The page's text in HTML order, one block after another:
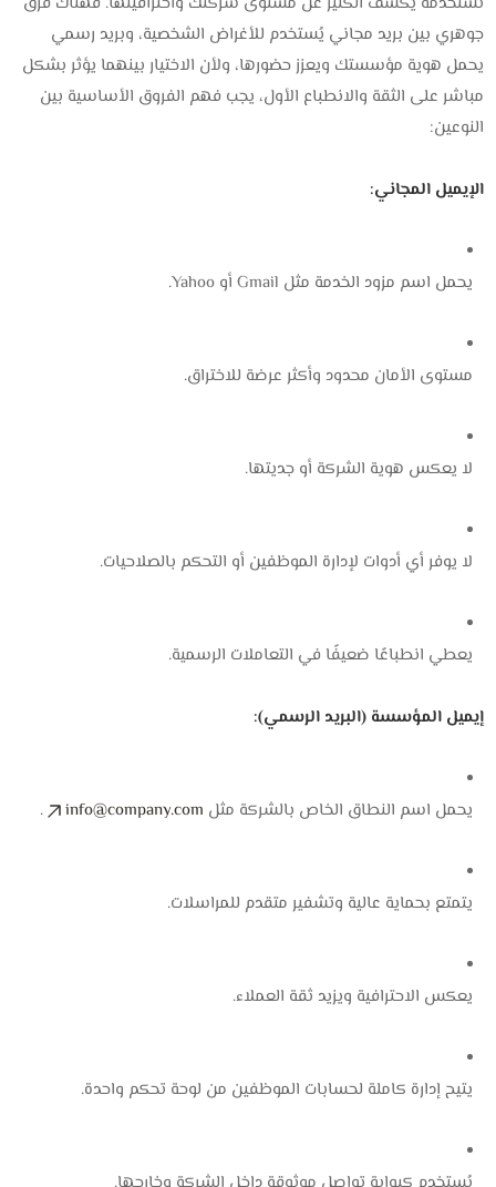
جوهري بين بريد مجاني يُستخدم للأغراض الشخصية، وبريد رسمي
يحمل هوية مؤسستك ويعزز حضورها، ولأن الاختيار بينهما يؤثر بشكل
مباشر على الثقة والانطباع الأول، يجب فهم الفروق الأساسية بين
النوعين:
الإيميل المجاني:
يحمل اسم مزود الخدمة مثل Gmail أو Yahoo.
مستوى الأمان محدود وأكثر عرضة للاختراق.
لا يعكس هوية الشركة أو جديتها.
لا يوفر أي أدوات لإدارة الموظفين أو التحكم بالصلاحيات.
يعطي انطباعًا ضعيفًا في التعاملات الرسمية.
إيميل المؤسسة (البريد الرسمي):
يحمل اسم النطاق الخاص بالشركة مثل info@company.com
.
يتمتع بحماية عالية وتشفير متقدم للمراسلات.
يعكس الاحترافية ويزيد ثقة العملاء.
يتيح إدارة كاملة لحسابات الموظفين من لوحة تحكم واحدة.